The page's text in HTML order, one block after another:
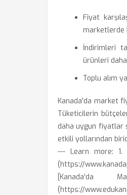
Fiyat
marketlerde
İndirimleri
ürünleri
Toplu alım
Kanada'da market
Tüketicilerin
daha uygun fiyatlar
etkili yollarından
--- Learn more: 1.
(https://
[Kanada'da
(https://